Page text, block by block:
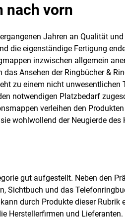
nach vorn
Jahren an Qualität
die eigenständige Fertigung
inzwischen allgemein
Ansehen der Ringbücher &
zu einem nicht
notwendigen Platzbedarf
verleihen den
wohlwollend der Neugierde
gut aufgestellt. Neben den
Sichtbuch und das
kann durch Produkte dieser Rubrik
Herstellerfirmen und